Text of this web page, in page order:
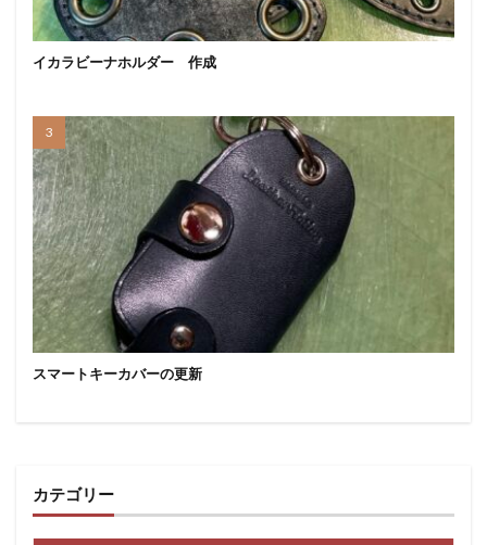
イカラビーナホルダー 作成
スマートキーカバーの更新
カテゴリー